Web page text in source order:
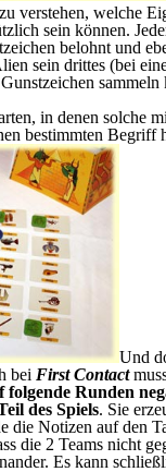
verstehen, welche
sein können.
belohnt und
sein drittes (bei
in denen solche
bestimmten Begriff
Und
bei First Contact
folgende Runden
des Spiels. Sie
die Notizen auf den
die 2 Teams nicht
Es kann